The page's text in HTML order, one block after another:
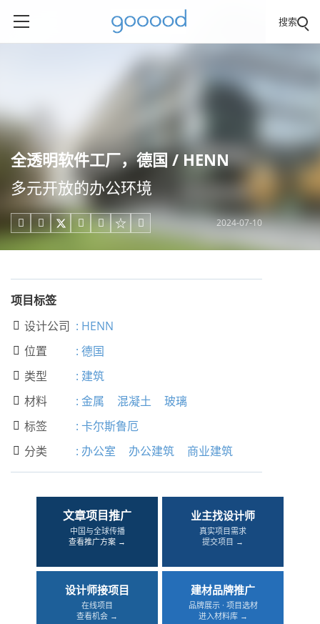
搜索
全透明软件工厂，德国 / HENN
多元开放的办公环境
     2024-07-10
项目标签
 设计公司 : HENN
 位置 : 德国
 类型 : 建筑
 材料 : 金属 混凝土 玻璃
 标签 : 卡尔斯鲁厄
 分类 : 办公室 办公建筑 商业建筑
文章项目推广
中国与全球传播
查看推广方案 →
业主找设计师
真实项目需求
提交项目 →
设计师接项目
在线项目
查看机会 →
建材品牌推广
品牌展示 · 项目选材
进入材料库 →